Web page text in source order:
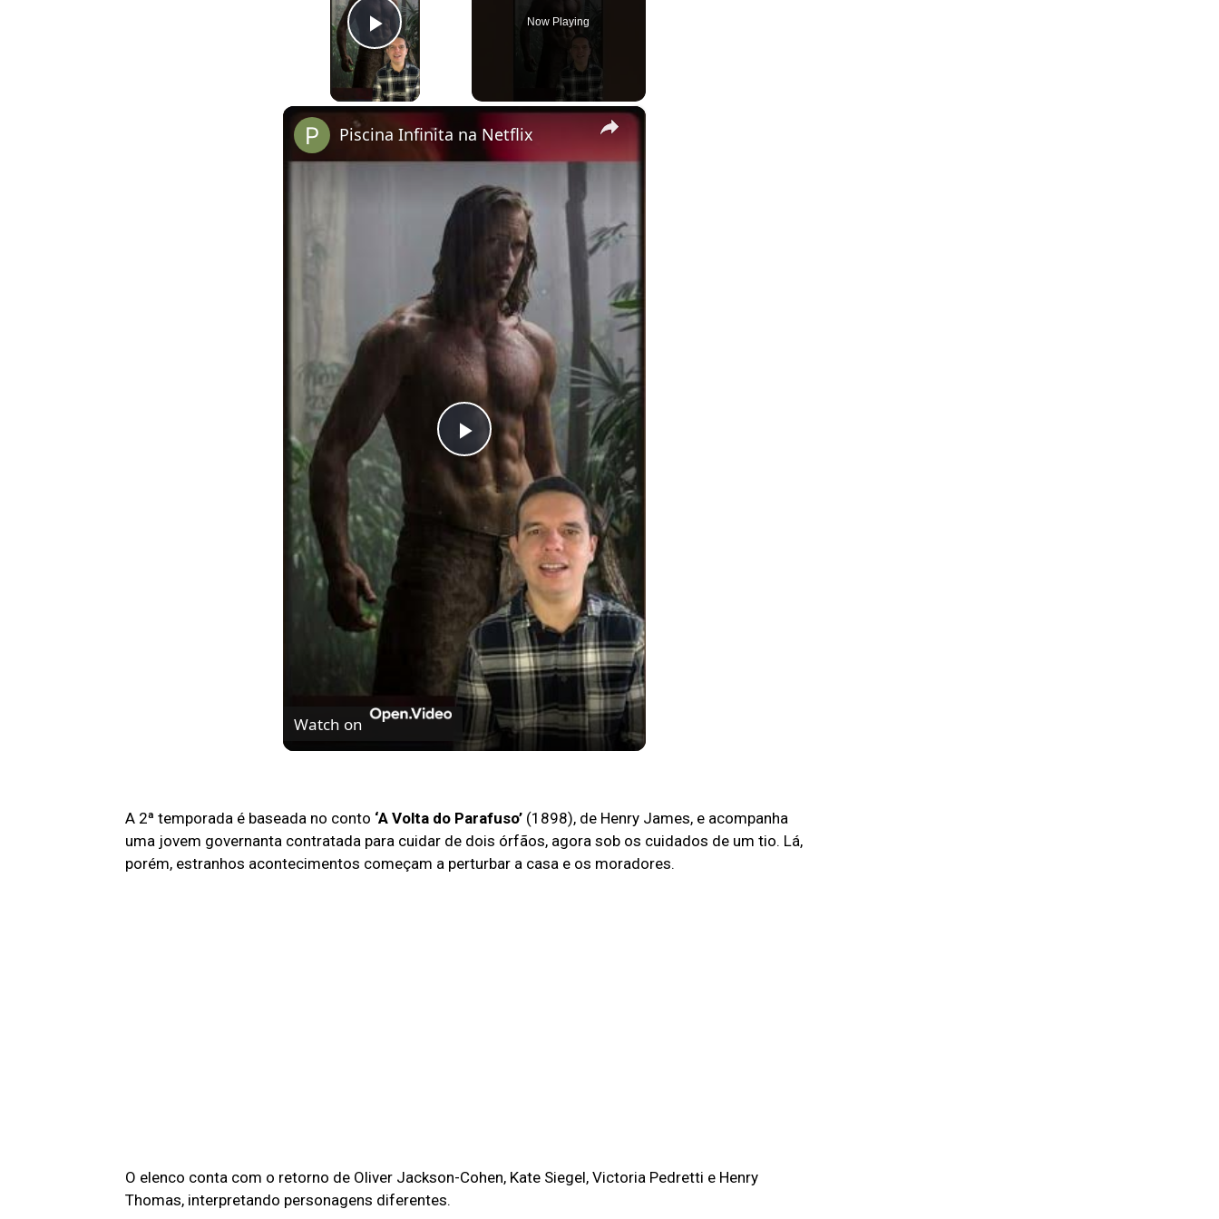
Play Video
Now Playing
×
Play
Video
Piscina Infinita na Netflix
Watch on
A 2ª temporada é baseada no conto ‘A Volta do Parafuso’ (1898), de Henry James, e acompanha
uma jovem governanta contratada para cuidar de dois órfãos, agora sob os cuidados de um tio. Lá,
porém, estranhos acontecimentos começam a perturbar a casa e os moradores.
O elenco conta com o retorno de Oliver Jackson-Cohen, Kate Siegel, Victoria Pedretti e Henry
Thomas, interpretando personagens diferentes.